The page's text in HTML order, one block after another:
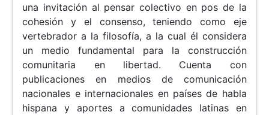
una invitación al pensar colectivo en pos de la
cohesión y el consenso, teniendo como eje
vertebrador a la filosofía, a la cual él considera
un medio fundamental para la construcción
comunitaria en libertad. Cuenta con
publicaciones en medios de comunicación
nacionales e internacionales en países de habla
hispana y aportes a comunidades latinas en